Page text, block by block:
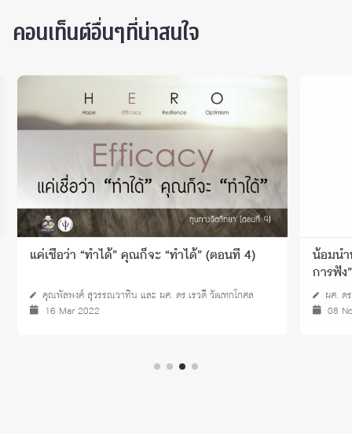
คอนเท็นต์อื่นๆที่น่าสนใจ
แค่เชื่อว่า “ทำได้” คุณก็จะ “ทำได้” (ตอนที่ 4)
คุณพัลพงศ์ สุวรรณวาทิน และ ผศ. ดร.เรวดี วัฒฑกโกศล
16 Mar 2022
น้อมนำ
การฟัง”
ผศ. ด
08